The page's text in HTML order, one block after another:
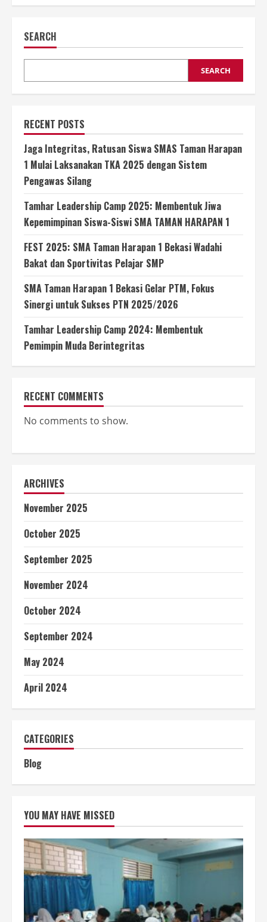
Taman
Kembali
Gebrakan
pagination
SEARCH
SEARCH
RECENT POSTS
Jaga Integritas, Ratusan Siswa SMAS Taman Harapan
1 Mulai Laksanakan TKA 2025 dengan Sistem
Pengawas Silang
Tamhar Leadership Camp 2025: Membentuk Jiwa
Kepemimpinan Siswa-Siswi SMA TAMAN HARAPAN 1
FEST 2025: SMA Taman Harapan 1 Bekasi Wadahi
Bakat dan Sportivitas Pelajar SMP
SMA Taman Harapan 1 Bekasi Gelar PTM, Fokus
Sinergi untuk Sukses PTN 2025/2026
Tamhar Leadership Camp 2024: Membentuk
Pemimpin Muda Berintegritas
RECENT COMMENTS
No comments to show.
ARCHIVES
November 2025
October 2025
September 2025
November 2024
October 2024
September 2024
May 2024
April 2024
CATEGORIES
Blog
YOU MAY HAVE MISSED